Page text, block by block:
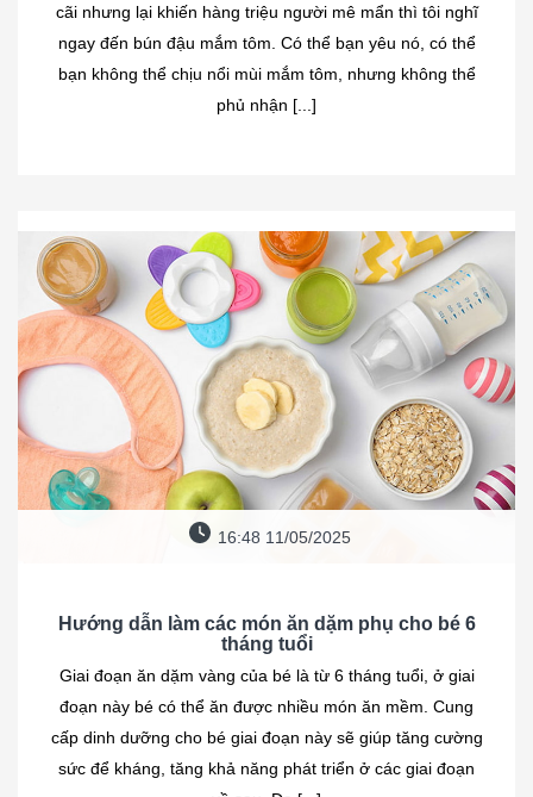
cãi nhưng lại khiến hàng triệu người mê mẩn thì tôi nghĩ
ngay đến bún đậu mắm tôm. Có thể bạn yêu nó, có thể
bạn không thể chịu nổi mùi mắm tôm, nhưng không thể
phủ nhận [...]
16:48 11/05/2025
Hướng dẫn làm các món ăn dặm phụ cho bé 6
tháng tuổi
Giai đoạn ăn dặm vàng của bé là từ 6 tháng tuổi, ở giai
đoạn này bé có thể ăn được nhiều món ăn mềm. Cung
cấp dinh dưỡng cho bé giai đoạn này sẽ giúp tăng cường
sức để kháng, tăng khả năng phát triển ở các giai đoạn